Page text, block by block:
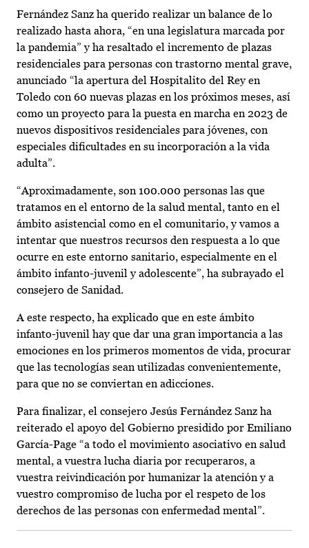
Fernández Sanz ha querido realizar un balance de lo
realizado hasta ahora, “en una legislatura marcada por
la pandemia” y ha resaltado el incremento de plazas
residenciales para personas con trastorno mental grave,
anunciado “la apertura del Hospitalito del Rey en
Toledo con 60 nuevas plazas en los próximos meses, así
como un proyecto para la puesta en marcha en 2023 de
nuevos dispositivos residenciales para jóvenes, con
especiales dificultades en su incorporación a la vida
adulta”.
“Aproximadamente, son 100.000 personas las que
tratamos en el entorno de la salud mental, tanto en el
ámbito asistencial como en el comunitario, y vamos a
intentar que nuestros recursos den respuesta a lo que
ocurre en este entorno sanitario, especialmente en el
ámbito infanto-juvenil y adolescente”, ha subrayado el
consejero de Sanidad.
A este respecto, ha explicado que en este ámbito
infanto-juvenil hay que dar una gran importancia a las
emociones en los primeros momentos de vida, procurar
que las tecnologías sean utilizadas convenientemente,
para que no se conviertan en adicciones.
Para finalizar, el consejero Jesús Fernández Sanz ha
reiterado el apoyo del Gobierno presidido por Emiliano
García-Page “a todo el movimiento asociativo en salud
mental, a vuestra lucha diaria por recuperaros, a
vuestra reivindicación por humanizar la atención y a
vuestro compromiso de lucha por el respeto de los
derechos de las personas con enfermedad mental”.